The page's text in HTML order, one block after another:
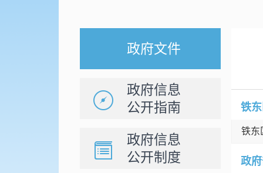
政府文件
政府信息
公开指南
政府信息
公开制度
铁
铁东
政